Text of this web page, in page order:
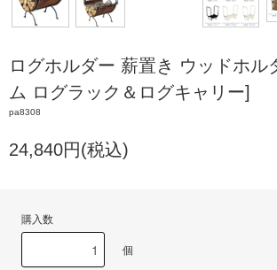
ログホルダー 薪置き ウッドホル
ム ログラック＆ログキャリー]
pa8308
24,840円(税込)
購入数
個